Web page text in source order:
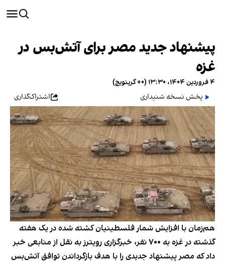
پیشنهاد جدید مصر برای آتش‌بس در
غزه
۴ فروردین ۱۴۰۴، ۱۳:۳۰ (‎+۰ گرینویچ)
پخش نسخه شنیداری
اشتراک‌گذاری
هم‌زمان با افزایش شمار فلسطینیان کشته شده در یک هفته
گذشته در غزه به ۷۰۰ نفر، خبرگزاری رویترز به نقل از منابعی خبر
داد که مصر پیشنهاد جدیدی را با هدف بازگرداندن توافق آتش‌بس